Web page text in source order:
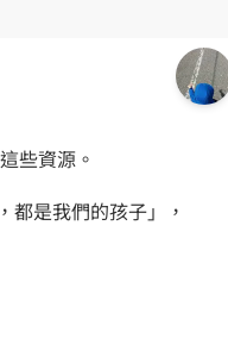
些資源。
都是我們的孩子」，